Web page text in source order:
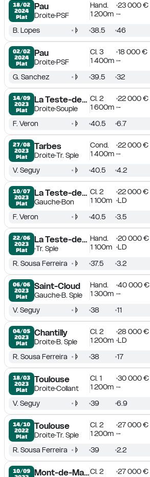
18/02
2024
Plat
Pau
DroitePSF
Hand.
23 000 €
1 200m -
B. Lopes 38.5 46
02/02
2024
Plat
Pau
DroitePSF
Cl. 3
18 000 €
1 400m -
G. Sanchez 39.5 32
14/09
2023
Plat
La Teste-de-Buch
DroiteSouple
Cl. 2
22 000 €
1 600m -
F. Veron 40.5 6.7
27/08
2023
Plat
Tarbes
DroiteTr. Sple
Cond.
22 000 €
1 400m -
V. Seguy 40.5 4.2
10/07
2023
Plat
La Teste-de-Buch
GaucheBon
Cl. 2
22 000 €
1 100m
LD
F. Veron 40.5 3.5
22/06
2023
Plat
La Teste-de-Buch
Tr. Sple
Hand.
20 000 €
1 100m
LD
R. Sousa Ferreira 37.5 3.2
06/06
2023
Plat
Saint-Cloud
GaucheB. Sple
Hand.
40 000 €
1 300m -
V. Seguy 38 11
04/05
2023
Plat
Chantilly
DroiteB. Sple
Cl. 2
28 000 €
1 200m LD
R. Sousa Ferreira 38 17
18/03
2023
Plat
Toulouse
DroiteCollant
Cl. 1
30 000 €
1 200m -
V. Seguy 39 6.9
14/10
2022
Plat
Toulouse
DroiteTr. Sple
Cl. 2
27 000 €
1 200m -
R. Sousa Ferreira 39 2.2
10/09
Mont-de-Marsan
Cl. 2
27 000 €